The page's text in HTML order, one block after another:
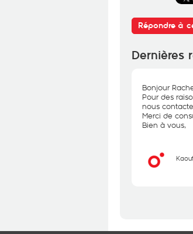
Répondre à
Dernières
Bonjour
Pour des
nous
Merci de
Bien à vous,